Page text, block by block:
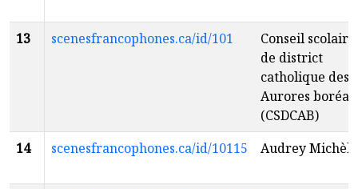
13 scenesfrancophones.ca/id/101
Conseil scolaire
de district
catholique des
Aurores
(CSDCAB)
14
scenesfrancophones.ca/id/10115 Audrey Michèle